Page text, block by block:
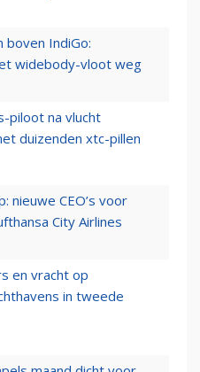
boven IndiGo:
widebody-vloot weg
piloot na vlucht
duizenden xtc-pillen
nieuwe CEO’s voor
City Airlines
en vracht op
in tweede